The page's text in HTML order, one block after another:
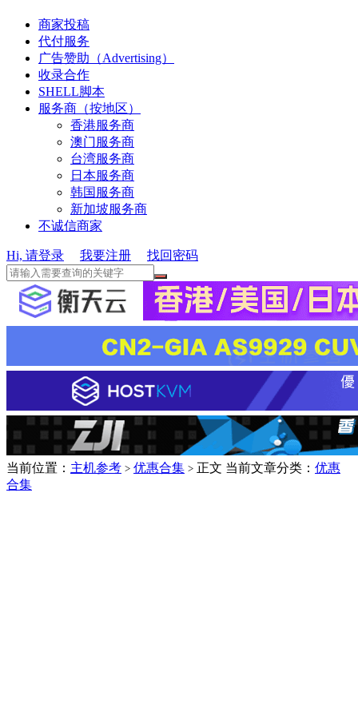
商家投稿
代付服务
广告赞助（Advertising）
收录合作
SHELL脚本
服务商（按地区）
香港服务商
澳门服务商
台湾服务商
日本服务商
韩国服务商
新加坡服务商
不诚信商家
Hi, 请登录 我要注册 找回密码
当前位置： 主机参考 > 优惠合集 > 正文 当前文章分类： 优惠
合集